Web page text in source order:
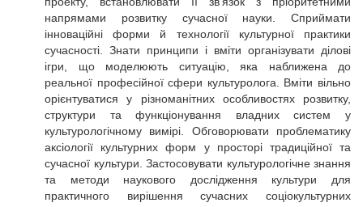
напрямами розвитку сучасної науки. Сприймати
інноваційні форми й технології культурної практики
сучасності. Знати принципи і вміти організувати ділові
ігри, що моделюють ситуацію, яка наближена до
реальної професійної сфери культуролога. Вміти вільно
орієнтуватися у різноманітних особливостях розвитку,
структури та функціонування владних систем у
культурологічному вимірі. Обговорювати проблематику
аксіології культурних форм у просторі традиційної та
сучасної культури. Застосовувати культурологічне знання
та методи наукового дослідження культури для
практичного вирішення сучасних соціокультурних